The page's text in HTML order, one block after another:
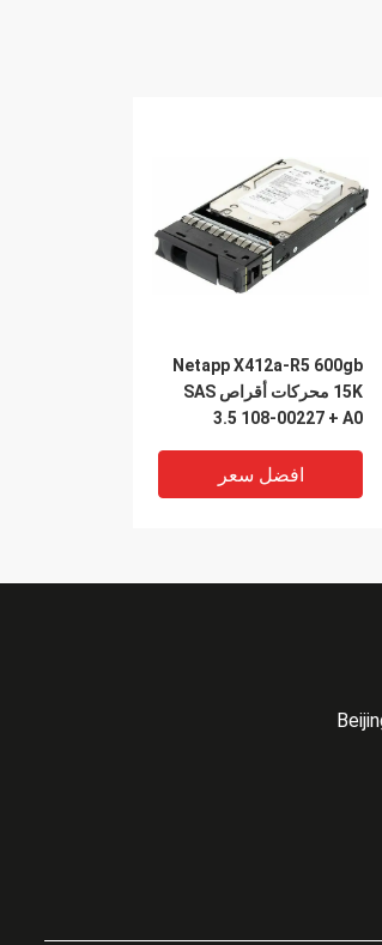
Netapp X412a-R5 600gb
15K محركات أقراص SAS
3.5 108-00227 + A0
افضل سعر